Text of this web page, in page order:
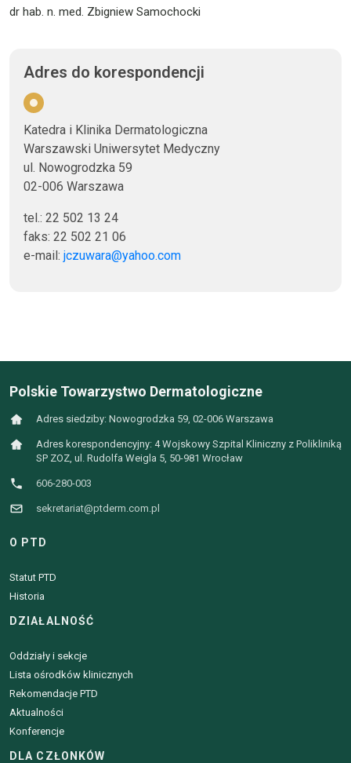
dr hab. n. med. Zbigniew Samochocki
Adres do korespondencji
Katedra i Klinika Dermatologiczna
Warszawski Uniwersytet Medyczny
ul. Nowogrodzka 59
02-006 Warszawa
tel.: 22 502 13 24
faks: 22 502 21 06
e-mail: jczuwara@yahoo.com
Polskie Towarzystwo Dermatologiczne
Adres siedziby: Nowogrodzka 59, 02-006 Warszawa
Adres korespondencyjny: 4 Wojskowy Szpital Kliniczny z Polikliniką
SP ZOZ, ul. Rudolfa Weigla 5, 50-981 Wrocław
606-280-003
sekretariat@ptderm.com.pl
O PTD
Statut PTD
Historia
DZIAŁALNOŚĆ
Oddziały i sekcje
Lista ośrodków klinicznych
Rekomendacje PTD
Aktualności
Konferencje
DLA CZŁONKÓW